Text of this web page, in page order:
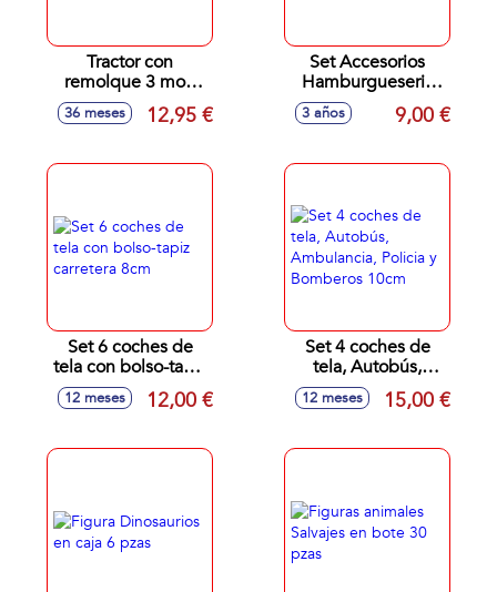
Tractor con
remolque 3 mod
sdos 52x9x7,5cm
36 meses 12,95 €
Set Accesorios
Hamburgueseria
47x9,5x27,5cm
3 años 9,00 €
Set 6 coches de
tela con bolso-tapiz
carretera 8cm
12 meses 12,00 €
Set 4 coches de
tela, Autobús,
Ambulancia, Policia
y Bomberos 10cm
12 meses 15,00 €